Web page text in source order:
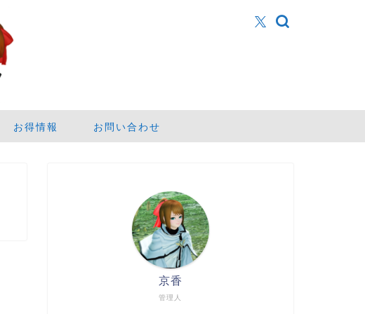
お得情報 お問い合わせ
管理人
京香